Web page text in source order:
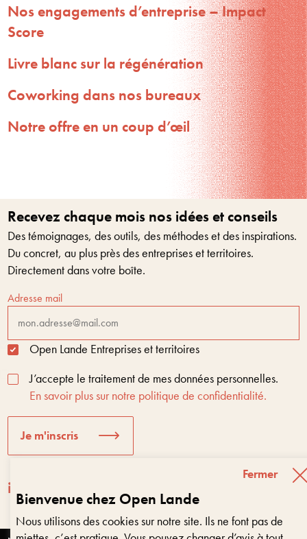
?
Nos engagements d’entreprise – Impact
Score
Livre blanc sur la régénération
Coworking dans nos bureaux
Notre offre en un coup d’œil
Recevez chaque mois nos idées et conseils
Des témoignages, des outils, des méthodes et des inspirations.
Du concret, au plus près des entreprises et territoires.
Directement dans votre boîte.
Adresse mail
Open Lande Entreprises et territoires
J’accepte le traitement de mes données personnelles.
En savoir plus sur notre politique de confidentialité.
Je m'inscris
Bienvenue chez Open Lande
Fermer
Nous utilisons des cookies sur notre site. Ils ne font pas de